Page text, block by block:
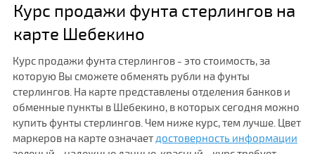
Курс продажи фунта стерлингов на
карте Шебекино
Курс продажи фунта стерлингов - это стоимость, за
которую Вы сможете обменять рубли на фунты
стерлингов. На карте представлены отделения банков и
обменные пункты в Шебекино, в которых сегодня можно
купить фунты стерлингов. Чем ниже курс, тем лучше. Цвет
маркеров на карте означаетдостоверность информации